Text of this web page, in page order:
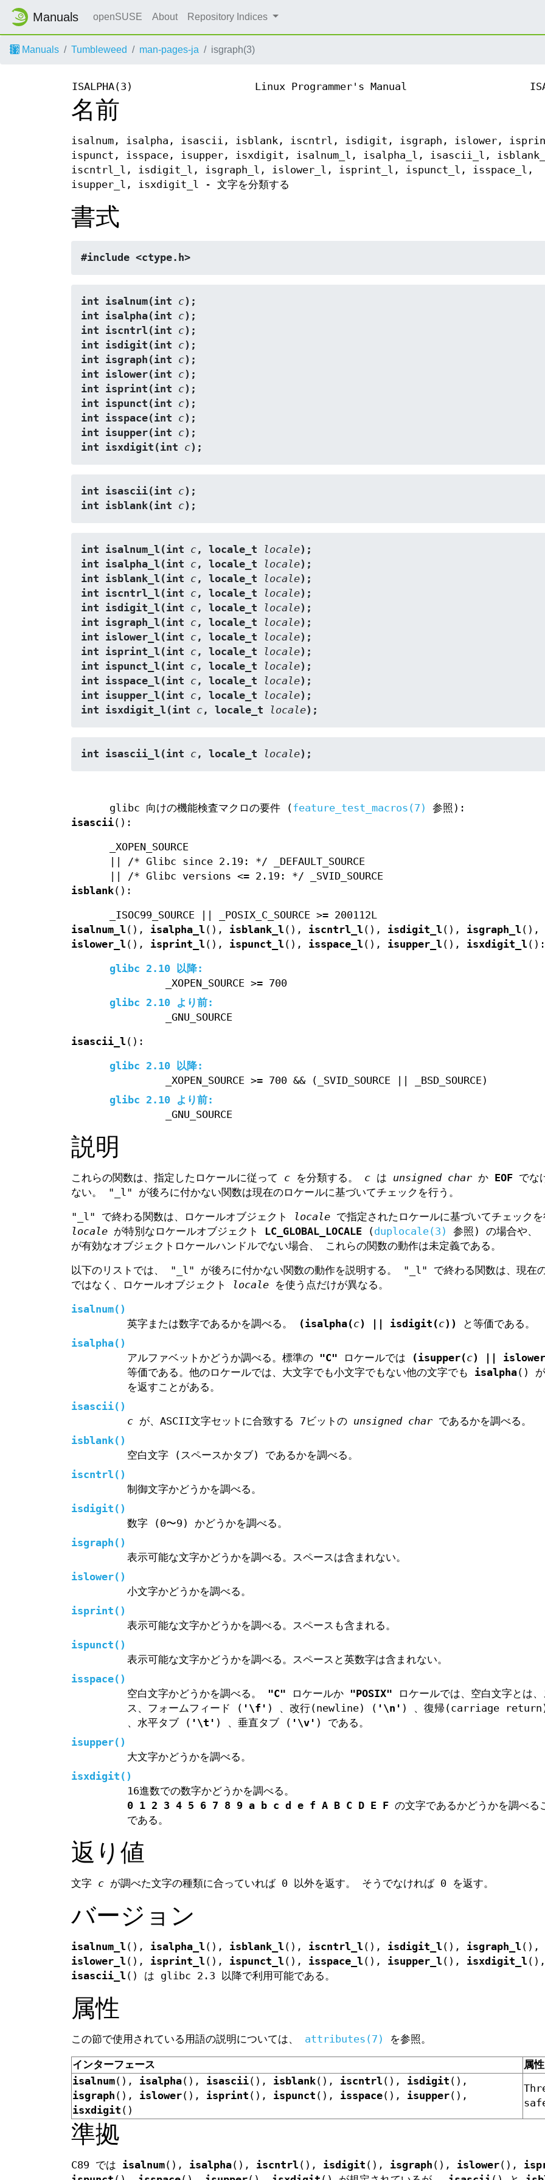
Manuals openSUSE About Repository Indices
Manuals Tumbleweed man-pages-ja isgraph(3)
ISALPHA(3) Linux Programmer's Manual
名前
isalnum, isalpha, isascii, isblank, iscntrl, isdigit, isgraph, islower,
ispunct, isspace, isupper, isxdigit, isalnum_l, isalpha_l, isascii_l,
iscntrl_l, isdigit_l, isgraph_l, islower_l, isprint_l, ispunct_l, isspace_l,
isupper_l, isxdigit_l - 文字を分類する
書式
#include <ctype.h>
int isalnum(int c);
int isalpha(int c);
int iscntrl(int c);
int isdigit(int c);
int isgraph(int c);
int islower(int c);
int isprint(int c);
int ispunct(int c);
int isspace(int c);
int isupper(int c);
int isxdigit(int c);
int isascii(int c);
int isblank(int c);
int isalnum_l(int c, locale_t locale);
int isalpha_l(int c, locale_t locale);
int isblank_l(int c, locale_t locale);
int iscntrl_l(int c, locale_t locale);
int isdigit_l(int c, locale_t locale);
int isgraph_l(int c, locale_t locale);
int islower_l(int c, locale_t locale);
int isprint_l(int c, locale_t locale);
int ispunct_l(int c, locale_t locale);
int isspace_l(int c, locale_t locale);
int isupper_l(int c, locale_t locale);
int isxdigit_l(int c, locale_t locale);
int isascii_l(int c, locale_t locale);
glibc 向けの機能検査マクロの要件 (feature_test_macros(7)
参照):
isascii():
_XOPEN_SOURCE
|| /* Glibc since 2.19: */ _DEFAULT_SOURCE
|| /* Glibc versions <= 2.19: */ _SVID_SOURCE
isblank():
_ISOC99_SOURCE || _POSIX_C_SOURCE >= 200112L
isalnum_l (), isalpha_l (), isblank_l (), iscntrl_l (), isdigit_l (), isgraph_l (),
islower_l (), isprint_l (), ispunct_l (), isspace_l (), isupper_l (), isxdigit_l ():
glibc 2.10 以降:
_XOPEN_SOURCE >= 700
glibc 2.10 より前:
_GNU_SOURCE
isascii_l ():
glibc 2.10 以降:
_XOPEN_SOURCE >= 700 && (_SVID_SOURCE || _BSD_SOURCE)
glibc 2.10 より前:
_GNU_SOURCE
説明
これらの関数は、指定したロケールに従って c を分類する。 c は unsigned char か EOF でな
ない。 "_l" が後ろに付かない関数は現在のロケールに基づいてチェックを行う。
"_l" で終わる関数は、ロケールオブジェクト locale で指定されたロケールに基づいてチェック
locale が特別なロケールオブジェクト LC_GLOBAL_LOCALE (duplocale(3) 参照) の場合や、
が有効なオブジェクトロケールハンドルでない場合、 これらの関数の動作は未定義である。
以下のリストでは、 "_l" が後ろに付かない関数の動作を説明する。 "_l" で終わる関数は、現在
ではなく、ロケールオブジェクト
locale を使う点だけが異なる。
isalnum()
英字または数字であるかを調べる。
(isalpha(c) || isdigit(c))
と等価である。
isalpha()
アルファベットかどうか調べる。標準の
"C" ロケールでは (isupper(c) ||
等価である。他のロケールでは、大文字でも小文字でもない他の文字でも isalpha()
を返すことがある。
isascii()
cが、ASCII文字セットに合致する 7ビットの unsigned charであるかを調べる。
isblank()
空白文字 (スペースかタブ) であるかを調べる。
iscntrl ()
制御文字かどうかを調べる。
isdigit ()
数字 (0〜9) かどうかを調べる。
isgraph ()
表示可能な文字かどうかを調べる。スペースは含まれない。
islower()
小文字かどうかを調べる。
isprint ()
表示可能な文字かどうかを調べる。スペースも含まれる。
ispunct ()
表示可能な文字かどうかを調べる。スペースと英数字は含まれない。
isspace()
空白文字かどうかを調べる。
"C" ロケールか "POSIX" ロケールでは、空白文字とは
ス、フォームフィード ( '\f' ) 、改行(newline) ( '\n' ) 、復帰(carriage
、水平タブ ( '\t' ) 、垂直タブ ( '\v' ) である。
isupper()
大文字かどうかを調べる。
isxdigit ()
16進数での数字かどうかを調べる。
0 1 2 3 4 5 6 7 8 9 a b c d e f A B C D E Fの文字であるかどうかを調べる
である。
返り値
文字 c が調べた文字の種類に合っていれば 0 以外を返す。 そうでなければ 0 を返す。
バージョン
isalnum_l (), isalpha_l (), isblank_l (), iscntrl_l (), isdigit_l (), isgraph_l (),
islower_l (), isprint_l (), ispunct_l (), isspace_l (), isupper_l (), isxdigit_l (),
isascii_l () は glibc 2.3 以降で利用可能である。
属性
この節で使用されている用語の説明については、 attributes(7) を参照。
インターフェース
属性
isalnum(), isalpha(), isascii(), isblank(), iscntrl (), isdigit (),
isgraph (), islower(), isprint (), ispunct (), isspace(), isupper(),
isxdigit ()
準拠
C89 では isalnum(), isalpha(), iscntrl (), isdigit (), isgraph (), islower(),